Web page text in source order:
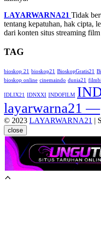
LAYARWARNA21 Tidak
tentang kepatuhan, hak cipta,
dari konten situs streaming
TAG
bioskop 21 bioskop21 BioskopGratis21
bioskop online cinemaindo dunia21
IDLIX21 IDNXXI INDOFILM
layarwarna21 —
© 2023 LAYARWARNA21 |
close